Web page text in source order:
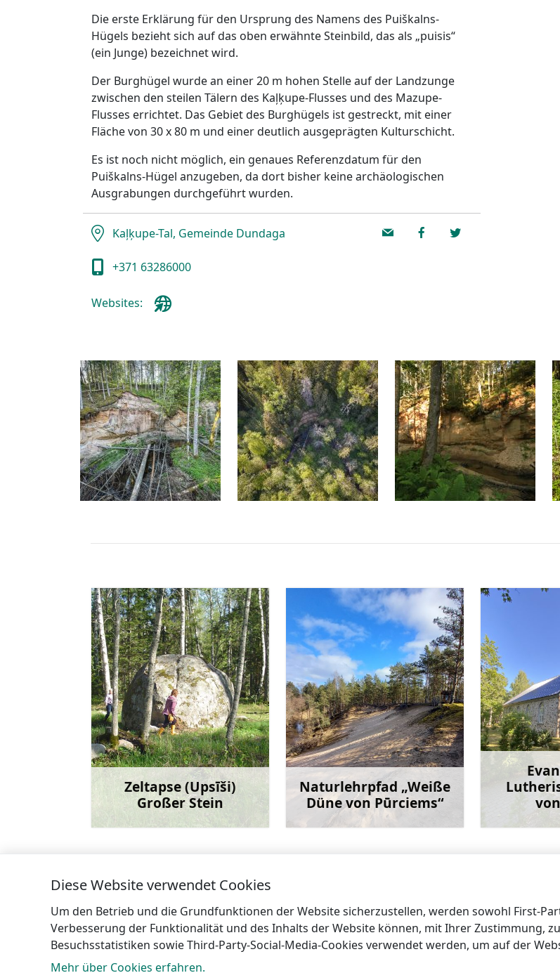
Die erste Erklärung für den Ursprung des Namens des Puiškalns-
Hügels bezieht sich auf das oben erwähnte Steinbild, das als „puisis“
(ein Junge) bezeichnet wird.
Der Burghügel wurde an einer 20 m hohen Stelle auf der Landzunge
zwischen den steilen Tälern des Kaļķupe-Flusses und des Mazupe-
Flusses errichtet. Das Gebiet des Burghügels ist gestreckt, mit einer
Fläche von 30 x 80 m und einer deutlich ausgeprägten Kulturschicht.
Es ist noch nicht möglich, ein genaues Referenzdatum für den
Puiškalns-Hügel anzugeben, da dort bisher keine archäologischen
Ausgrabungen durchgeführt wurden.
Kaļķupe-Tal, Gemeinde Dundaga
+371 63286000
Websites:
Zeltapse (Upsīši)
Großer Stein
Naturlehrpfad „Weiße
Düne von Pūrciems“
← Naturlehrpfad „Weiße Düne von Pūrciems“
Diese Website verwendet Cookies
Um den Betrieb und die Grundfunktionen der Website sicherzustellen, werden sowohl First-
Verbesserung der Funktionalität und des Inhalts der Website können, mit Ihrer Zustimmung,
Besuchsstatistiken sowie Third-Party-Social-Media-Cookies verwendet werden, um auf der
Mehr über Cookies erfahren.